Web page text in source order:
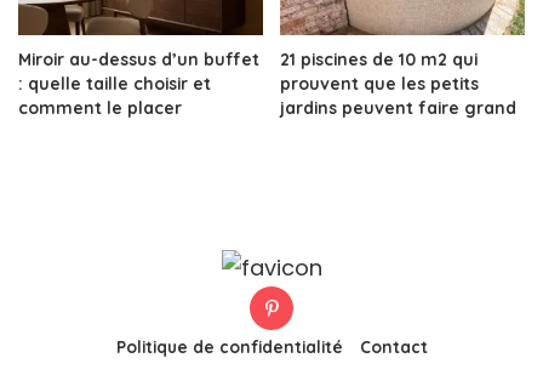
Miroir au-dessus d’un buffet
: quelle taille choisir et
comment le placer
21 piscines de 10 m2 qui
prouvent que les petits
jardins peuvent faire grand
Politique de confidentialité Contact